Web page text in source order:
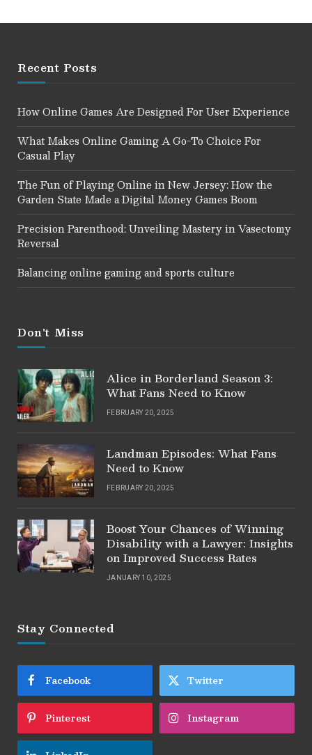
Recent Posts
How Online Games Are Designed For User Experience
What Makes Online Gaming A Go-To Choice For
Casual Play
The Fun of Playing Online in New Jersey: How the
Garden State Made a Digital Money Games Boom
Precision Parenthood: Unveiling Mastery in Vasectomy
Reversal
Balancing online gaming and sports culture
Don't Miss
Alice in Borderland Season 3:
What Fans Need to Know
FEBRUARY 20, 2025
Landman Episodes: What Fans
Need to Know
FEBRUARY 20, 2025
Boost Your Chances of Winning
Disability with a Lawyer: Insights
on Improved Success Rates
JANUARY 10, 2025
Stay Connected
Facebook Twitter
Pinterest Instagram